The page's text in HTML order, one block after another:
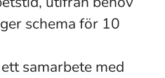
schema för 10
samarbete med